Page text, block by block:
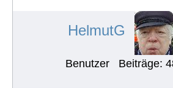
HelmutG
Benutzer Beiträge: